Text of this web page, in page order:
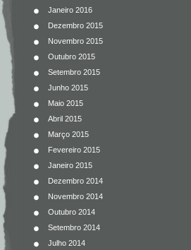
Janeiro 2016
Dezembro 2015
Novembro 2015
Outubro 2015
Setembro 2015
Junho 2015
Maio 2015
Abril 2015
Março 2015
Fevereiro 2015
Janeiro 2015
Dezembro 2014
Novembro 2014
Outubro 2014
Setembro 2014
Julho 2014